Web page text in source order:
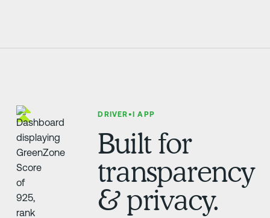
DRIVER•I APP
Built for
transparency
& privacy.